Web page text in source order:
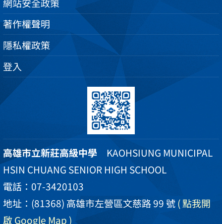
網站安全政策
著作權聲明
隱私權政策
登入
高雄市立新莊高級中學 KAOHSIUNG MUNICIPAL
HSIN CHUANG SENIOR HIGH SCHOOL
電話：07-3420103
地址：(81368) 高雄市左營區文慈路 99 號( 點我開
啟 Google Map )